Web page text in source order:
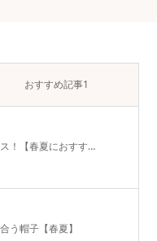
おすすめ記事1
！【春夏におすす…
う帽子【春夏】